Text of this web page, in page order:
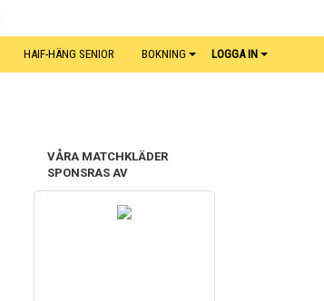
HAIF-HÄNG SENIOR BOKNING LOGGA IN
VÅRA MATCHKLÄDER
SPONSRAS AV